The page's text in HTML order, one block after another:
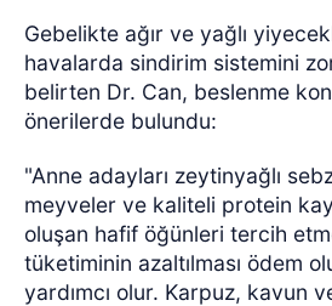
Gebelikte ağır ve yağlı
havalarda sindirim sistemini
belirten Dr. Can, beslenme
önerilerde bulundu:
"Anne adayları zeytinyağlı
meyveler ve kaliteli protein
oluşan hafif öğünleri tercih
tüketiminin azaltılması ödem
yardımcı olur. Karpuz, kavun